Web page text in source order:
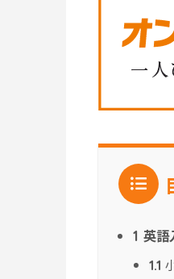
1 英語
1.1